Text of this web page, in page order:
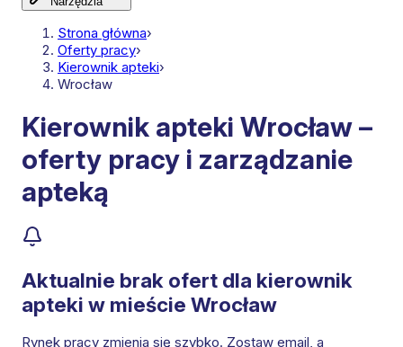
Strona główna›
Oferty pracy›
Kierownik apteki›
Wrocław
Kierownik apteki Wrocław –
oferty pracy i zarządzanie
apteką
Aktualnie brak ofert dla kierownik
apteki w mieście Wrocław
Rynek pracy zmienia się szybko. Zostaw email, a